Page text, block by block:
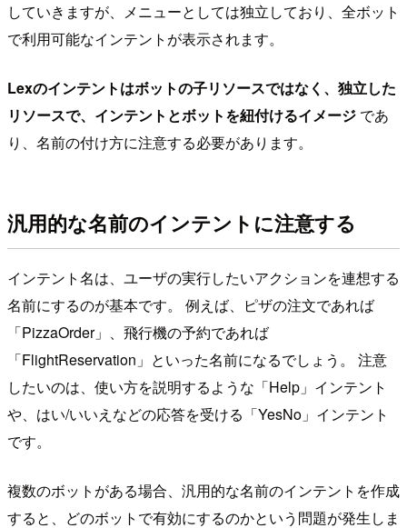
していきますが、メニューとしては独立しており、全ボット
で利用可能なインテントが表示されます。
Lexのインテントはボットの子リソースではなく、独立した
リソースで、インテントとボットを紐付けるイメージ であ
り、名前の付け方に注意する必要があります。
汎用的な名前のインテントに注意する
インテント名は、ユーザの実行したいアクションを連想する
名前にするのが基本です。 例えば、ピザの注文であれば
「PizzaOrder」、飛行機の予約であれば
「FlightReservation」といった名前になるでしょう。 注意
したいのは、使い方を説明するような「Help」インテント
や、はい/いいえなどの応答を受ける「YesNo」インテント
です。
複数のボットがある場合、汎用的な名前のインテントを作成
すると、どのボットで有効にするのかという問題が発生しま